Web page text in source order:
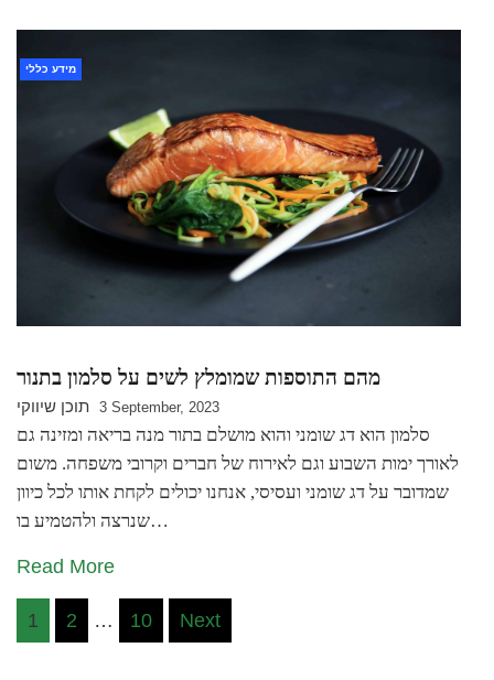
מידע כללי
מהם התוספות שמומלץ לשים על סלמון בתנור
תוכן שיווקי 3 September, 2023
סלמון הוא דג שומני והוא מושלם בתור מנה בריאה ומזינה גם
לאורך ימות השבוע וגם לאירוח של חברים וקרובי משפחה. משום
שמדובר על דג שומני ועסיסי, אנחנו יכולים לקחת אותו לכל כיוון
שנרצה ולהטמיע בו…
Read More
Posts
1 2 … 10 Next